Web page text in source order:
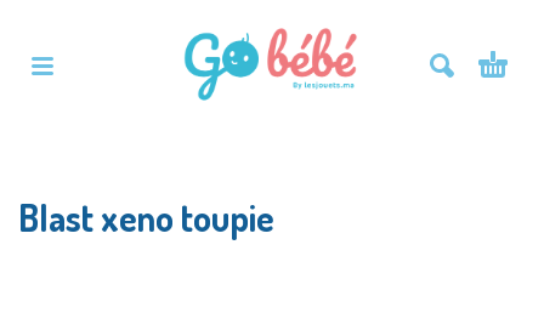
Blast xeno toupie